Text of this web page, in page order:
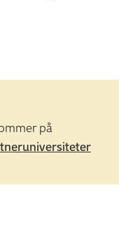
på